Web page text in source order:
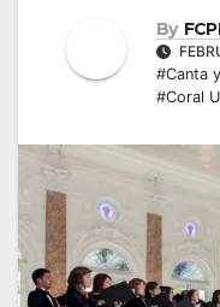
By
#Canta
#Coral